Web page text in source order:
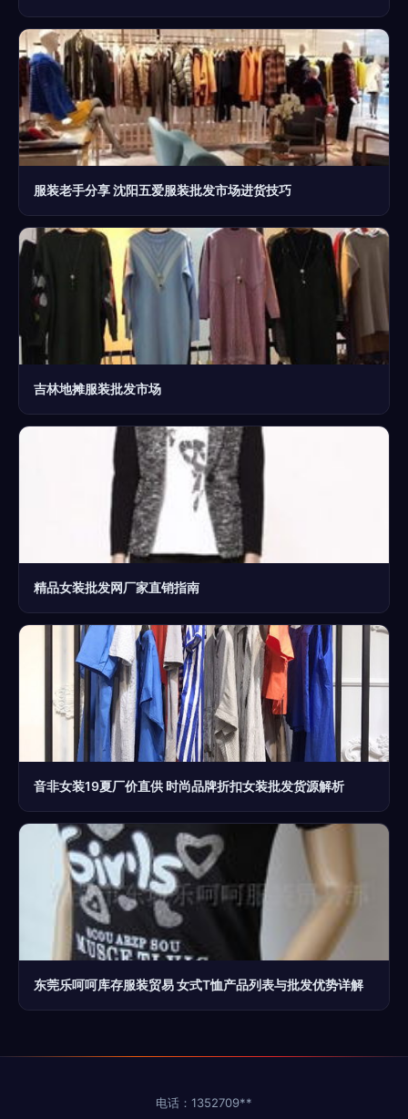
服装老手分享 沈阳五爱服装批发市场进货技巧
吉林地摊服装批发市场
精品女装批发网厂家直销指南
音非女装19夏厂价直供 时尚品牌折扣女装批发货源解析
东莞乐呵呵库存服装贸易 女式T恤产品列表与批发优势详解
电话：1352709**